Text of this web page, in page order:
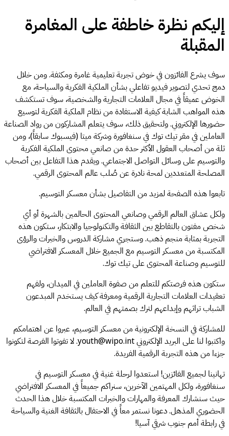
إليكم نظرة خاطفة على المغامرة
المقبلة
سوف يشرع الفائزون في خوض تجربة تعليمية غامرة ومكثفة. ومن خلال
دمج تحدي لتصوير فيديو تفاعلي بشأن الملكية الفكرية والسياحة، مع
الخوض عميقاً في مجال العلامات التجارية والشخصية، سوف تستكشف
هذه المواهب الشابة كيفية الاستفادة من نظام الملكية الفكرية لتوسيع
حضورها الإلكتروني. ولتحقيق ذلك، سوف يتعلم المشاركون من رواد الصناعة
العاملين في مقر تيك توك في سنغافورة وشركة ميتا (فيسبوك سابقاً)، ومن
ثلة من أصحاب العقول الأكثر حدة من صانعي محتوى الملكية الفكرية
والتوسيم على وسائل التواصل الاجتماعي. ويقدم هذا التفاعل بين أصحاب
المصلحة المتعددين لمحة نادرة عن صُلب عالم المحتوى الرقمي.
تابعوا هذه الصفحة لمزيد من التفاصيل بشأن معسكر التوسيم.
ولكل عشاق العالم الرقمي وصانعي المحتوى الحالمين بالشهرة أو أي
شخص مفتون بالتقاطع بين الثقافة والتكنولوجيا والابتكار، ستكون هذه
التجربة بمثابة منجم ذهب. وستجري مشاركة الدروس والخبرات والرؤى
المكتسبة من معسكر التوسيم مع الجميع خلال المعسكر الافتراضي
للتوسيم وصناعة المحتوى على تيك توك.
ستكون هذه فرصتكم للتعلم من صفوة العاملين في الميدان، ولفهم
تعقيدات العلامات التجارية الرقمية ومعرفة كيف يستخدم المبدعون
الشباب تراثهم وإبداعهم لترك بصمتهم في العالم.
للمشاركة في النسخة الإلكترونية من معسكر التوسيم، عبروا عن اهتمامكم
واكتبوا لنا على البريد الإلكتروني youth@wipo.int. لا تفوتوا الفرصة لتكونوا
جزءا من هذه التجربة الرقمية الفريدة.
تهانينا لجميع الفائزين! استعدوا لرحلة غنية في معسكر التوسيم في
سنغافورة، ولكل المهتمين الآخرين، سنراكم جميعاً في المعسكر الافتراضي
حيث سنشارك المعرفة والمهارات والخبرات المكتسبة خلال هذا الحدث
الحضوري المذهل. دعونا نستمر معاً في الاحتفال بالثقافة الغنية والسياحة
في رابطة أمم جنوب شرقي آسيا!